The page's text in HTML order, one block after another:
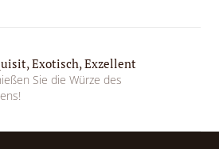
Exotisch, Exzellent
Sie die Würze des